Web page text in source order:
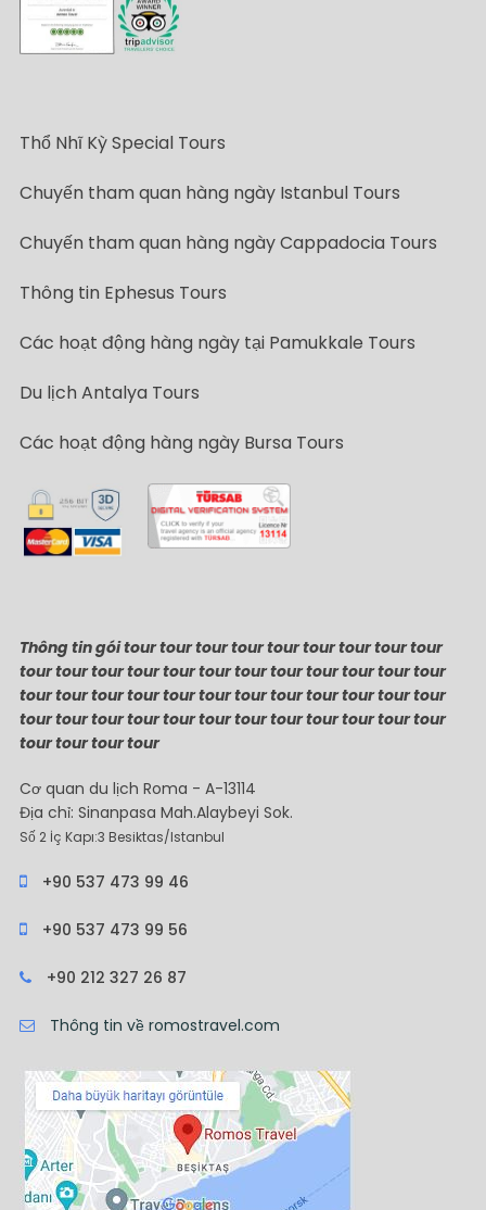
Thổ Nhĩ Kỳ Special Tours
Chuyến tham quan hàng ngày Istanbul Tours
Chuyến tham quan hàng ngày Cappadocia Tours
Thông tin Ephesus Tours
Các hoạt động hàng ngày tại Pamukkale Tours
Du lịch Antalya Tours
Các hoạt động hàng ngày Bursa Tours
Thông tin gói tour tour tour tour tour tour tour tour tour
tour tour tour tour tour tour tour tour tour tour tour tour
tour tour tour tour tour tour tour tour tour tour tour tour
tour tour tour tour tour tour tour tour tour tour tour tour
tour tour tour tour
Cơ quan du lịch Roma - A-13114
Địa chỉ: Sinanpasa Mah.Alaybeyi Sok.
Số 2 İç Kapı:3 Besiktas/Istanbul
+90 537 473 99 46
+90 537 473 99 56
+90 212 327 26 87
Thông tin về romostravel.com